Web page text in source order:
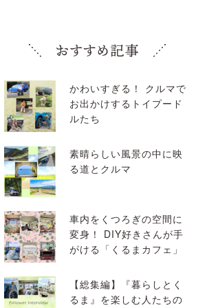
かわいすぎる！ クルマで
お出かけするトイプード
ルたち
素晴らしい風景の中に映
る道とクルマ
車内をくつろぎの空間に
変身！ DIY好きさんが手
がける「くるまカフェ」
【総集編】『暮らしとく
るま』を楽しむ人たちの